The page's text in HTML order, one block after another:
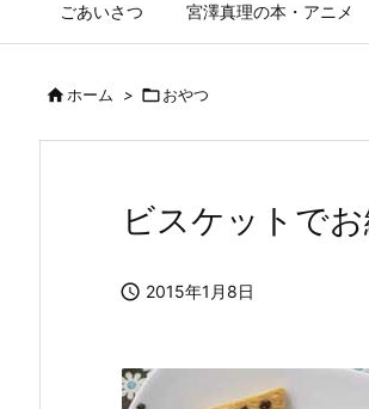
ごあいさつ 宮澤真理の本・アニメ
ホーム > おやつ
ビスケットで
 2015年1月8日